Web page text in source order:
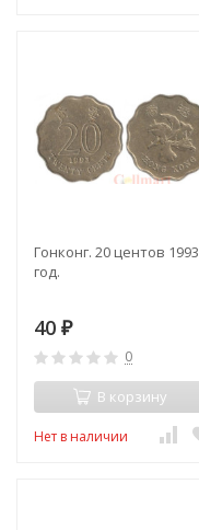
Гонконг. 20 центов 1993
год.
40 ₽
0
В корзину
Нет в наличии